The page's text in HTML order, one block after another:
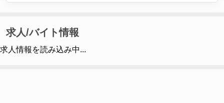
求人/バイト情報
求人情報を読み込み中...